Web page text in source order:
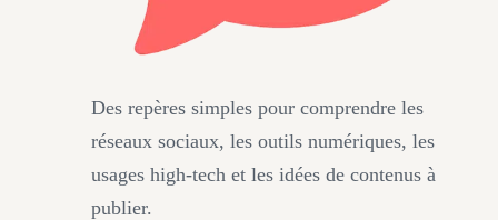
Des repères simples pour comprendre les
réseaux sociaux, les outils numériques, les
usages high-tech et les idées de contenus à
publier.